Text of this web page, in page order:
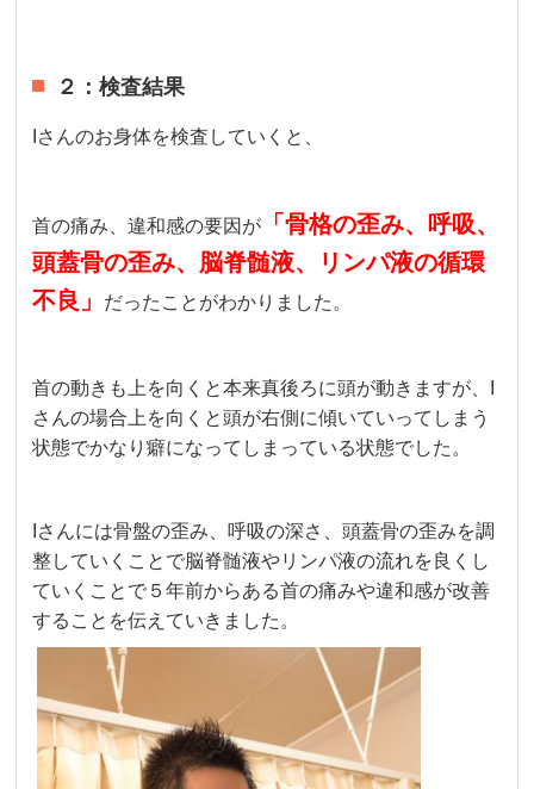
２：検査結果
Iさんのお身体を検査していくと、
首の痛み、違和感の要因が
「骨格の歪み、呼吸、
頭蓋骨の歪み、脳脊髄液、リンパ液の循環
不良」
だったことがわかりました。
首の動きも上を向くと本来真後ろに頭が動きますが、I
さんの場合上を向くと頭が右側に傾いていってしまう
状態でかなり癖になってしまっている状態でした。
Iさんには骨盤の歪み、呼吸の深さ、頭蓋骨の歪みを調
整していくことで脳脊髄液やリンパ液の流れを良くし
ていくことで５年前からある首の痛みや違和感が改善
することを伝えていきました。